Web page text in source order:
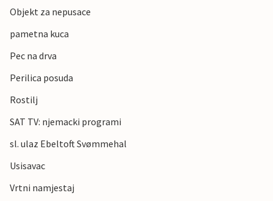
Objekt za nepusace
pametna kuca
Pec na drva
Perilica posuda
Rostilj
SAT TV: njemacki programi
sl. ulaz Ebeltoft Svømmehal
Usisavac
Vrtni namjestaj